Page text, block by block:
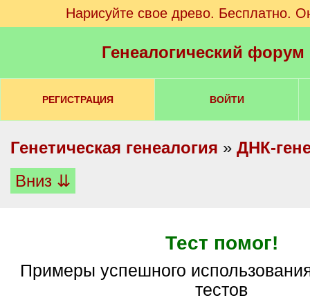
Нарисуйте свое древо. Бесплатно.
Генеалогический
РЕГИСТРАЦИЯ ВОЙТИ
Генетическая генеалогия » ДНК-
Вниз ⇊
Тест помог!
Примеры успешного использования генетических
тестов